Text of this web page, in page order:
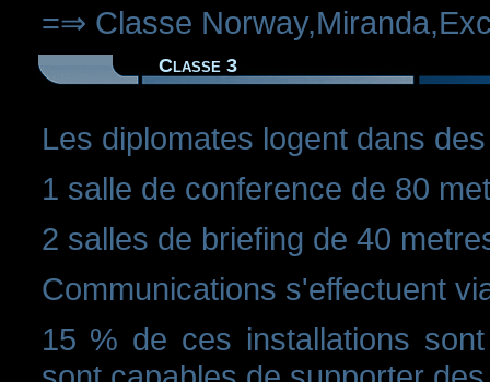
=⇒ Classe
Classe 3
Les diplomates logent dans
1 salle de conference de 80
2 salles de briefing de 40
Communications s'effectuent
15 % de ces installations